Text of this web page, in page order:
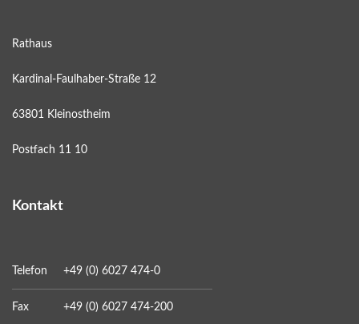
Rathaus
Kardinal-Faulhaber-Straße 12
63801 Kleinostheim
Postfach 11 10
Kontakt
Telefon +49 (0) 6027 474-0
Fax +49 (0) 6027 474-200